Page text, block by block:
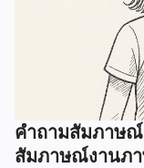
คําถามสัมภาษ
สัมภาษณ์งานภ